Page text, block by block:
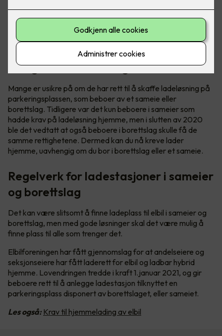
om du bor i borettslag eller sameie? Det er godt å vite om
du har eller skal skaffe elbil.
Tidligere gjaldt det kun for sameie,
nå også for borettslag
Mange er usikre på om de har rett til å skaffe ladeløsning på
parkeringsplassen, som beboer av et sameie eller
borettslag. Tidligere var det kun beboere i sameier som
hadde krav på ladeløsning hjemme, men i slutten av 2020
ble det vedtatt at også beboere i borettslag skulle få de
samme rettighetene. Dermed kan du nå kreve lader
hjemme, uavhengig om du bor i borettslag eller et sameie.
Regelverk for ladestasjoner i sameier
og borettslag
Det kan være slitsomt å finne ladeplass til elbil i sameier og
borettslag, men med gode løsninger skal det være mulig å
finne plass til alle som trenger det.
Elbilforeningen har fått gjennomslag for at andelseiere og
seksjonseiere har fått laderett for elbil og ladbar hybrid
hjemme. Lovendringen tredde i kraft 1.januar 2021, og gir
beboere rett til å anlegge ladestasjon tilknyttet en
parkeringsplass disponert av borettslaget, eller sameiet.
Les også: Krav til hjemmelading av elbil